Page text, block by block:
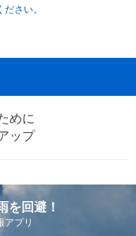
さい。
めに
ップ
を回避！
プリ